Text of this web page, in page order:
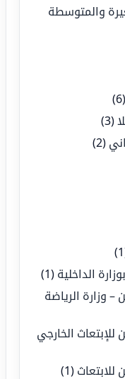
والمتوسطة
(6)
(3)
(2)
الداخلية (1)
– وزارة الرياضة
للإبتعاث الخارجي
للابتعاث (1)